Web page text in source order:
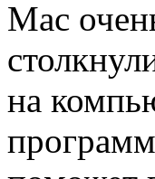
Mac
на